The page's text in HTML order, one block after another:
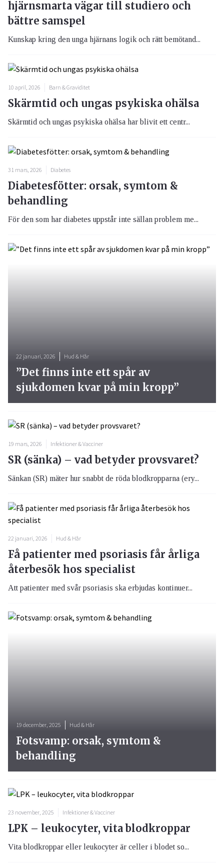
hjärnsmarta vägar till studiero och
bättre samspel
Kunskap kring den unga hjärnans logik och rätt bemötand...
10 april, 2026 Barn & Graviditet
Skärmtid och ungas psykiska ohälsa
Skärmtid och ungas psykiska ohälsa har blivit ett centr...
31 mars, 2026 Diabetes
Diabetesfötter: orsak, symtom &
behandling
För den som har diabetes uppstår inte sällan problem me...
19 mars, 2026 Infektioner & Vacciner
SR (sänka) – vad betyder provsvaret?
Sänkan (SR) mäter hur snabbt de röda blodkropparna (ery...
22 januari, 2026 Hud & Hår
Få patienter med psoriasis får årliga
återbesök hos specialist
Att patienter med svår psoriasis ska erbjudas kontinuer...
22 januari, 2026 Hud & Hår
”Det finns inte ett spår av
sjukdomen kvar på min kropp”
19 december, 2025 Hud & Hår
Fotsvamp: orsak, symtom &
behandling
23 november, 2025 Infektioner & Vacciner
LPK – leukocyter, vita blodkroppar
Vita blodkroppar eller leukocyter är celler i blodet so...